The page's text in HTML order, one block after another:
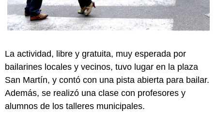
La actividad, libre y gratuita, muy esperada por
bailarines locales y vecinos, tuvo lugar en la plaza
San Martín, y contó con una pista abierta para bailar.
Además, se realizó una clase con profesores y
alumnos de los talleres municipales.